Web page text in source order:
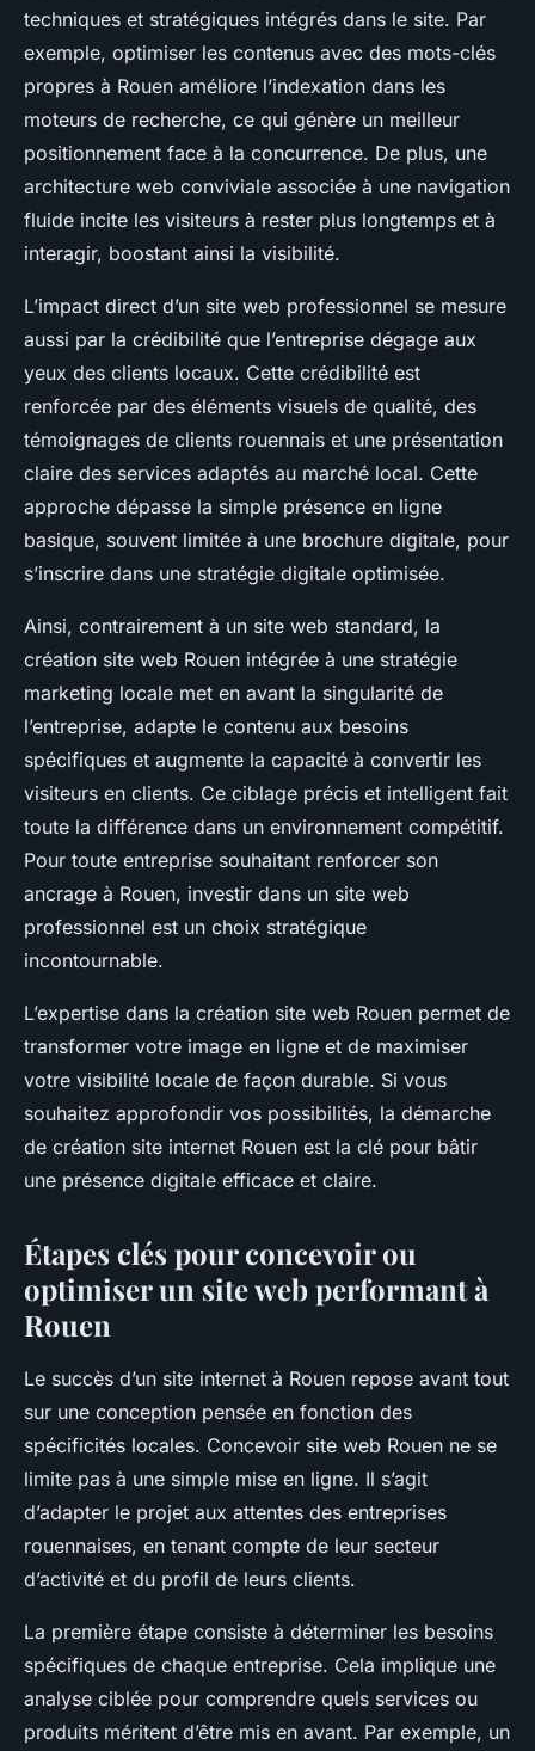
techniques et stratégiques intégrés dans le site. Par
exemple, optimiser les contenus avec des mots-clés
propres à Rouen améliore l’indexation dans les
moteurs de recherche, ce qui génère un meilleur
positionnement face à la concurrence. De plus, une
architecture web conviviale associée à une navigation
fluide incite les visiteurs à rester plus longtemps et à
interagir, boostant ainsi la visibilité.
L’impact direct d’un site web professionnel se mesure
aussi par la crédibilité que l’entreprise dégage aux
yeux des clients locaux. Cette crédibilité est
renforcée par des éléments visuels de qualité, des
témoignages de clients rouennais et une présentation
claire des services adaptés au marché local. Cette
approche dépasse la simple présence en ligne
basique, souvent limitée à une brochure digitale, pour
s’inscrire dans une stratégie digitale optimisée.
Ainsi, contrairement à un site web standard, la
création site web Rouen intégrée à une stratégie
marketing locale met en avant la singularité de
l’entreprise, adapte le contenu aux besoins
spécifiques et augmente la capacité à convertir les
visiteurs en clients. Ce ciblage précis et intelligent fait
toute la différence dans un environnement compétitif.
Pour toute entreprise souhaitant renforcer son
ancrage à Rouen, investir dans un site web
professionnel est un choix stratégique
incontournable.
L’expertise dans la création site web Rouen permet de
transformer votre image en ligne et de maximiser
votre visibilité locale de façon durable. Si vous
souhaitez approfondir vos possibilités, la démarche
de création site internet Rouen est la clé pour bâtir
une présence digitale efficace et claire.
Étapes clés pour concevoir ou
optimiser un site web performant à
Rouen
Le succès d’un site internet à Rouen repose avant tout
sur une conception pensée en fonction des
spécificités locales. Concevoir site web Rouen ne se
limite pas à une simple mise en ligne. Il s’agit
d’adapter le projet aux attentes des entreprises
rouennaises, en tenant compte de leur secteur
d’activité et du profil de leurs clients.
La première étape consiste à déterminer les besoins
spécifiques de chaque entreprise. Cela implique une
analyse ciblée pour comprendre quels services ou
produits méritent d’être mis en avant. Par exemple, un